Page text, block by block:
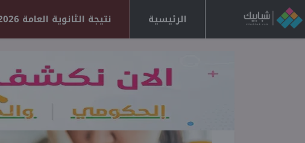
الرئيسية نتيجة الثانوية العامة 2026